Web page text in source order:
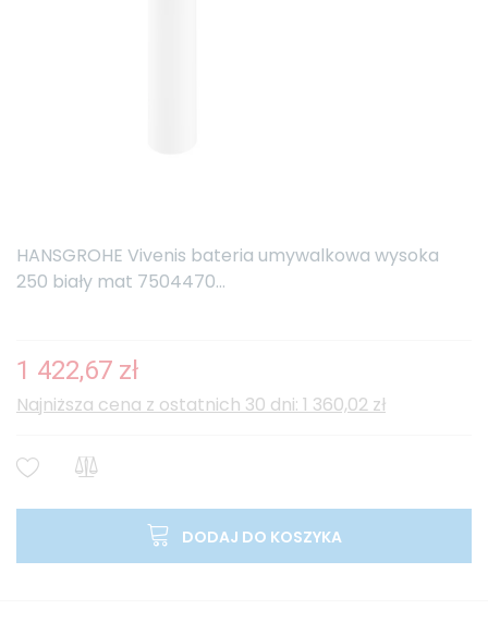
HANSGROHE Vivenis bateria umywalkowa wysoka
250 biały mat 7504470...
1 422,67 zł
Najniższa cena z ostatnich 30 dni: 1 360,02 zł
DODAJ DO KOSZYKA